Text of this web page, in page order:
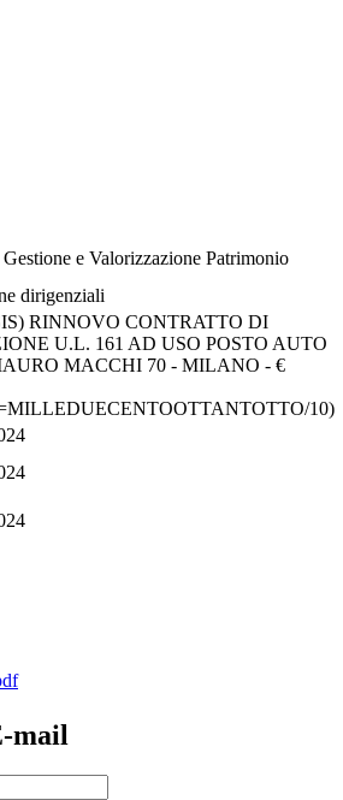
e Valorizzazione Patrimonio
dirigenziali
RINNOVO CONTRATTO DI
U.L. 161 AD USO POSTO AUTO
MACCHI 70 - MILANO - €
10)
mail